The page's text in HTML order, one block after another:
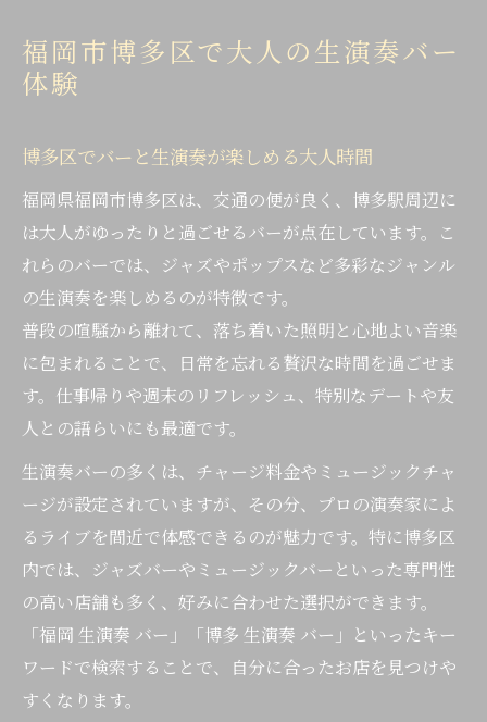
音楽とお酒が織りなす夜のバー選び方
博多区バーで音楽とお酒を楽しむコツ
生演奏バーのチャージ料金と利用シーン
音楽ジャンル別バーの選び方とポイント
デートにも最適な博多区の生演奏バー案内
デートで選ぶべきバーと生演奏の魅力
博多区生演奏バーで特別な夜を演出
大人カップルに人気のバーの選び方
福岡でデートに最適なバーの過ごし方
生演奏のあるバーで叶える非日常体験
静かな空間で音楽を楽しむバーの魅力
静かなバーで堪能する生演奏の贅沢
落ち着いた空間で過ごす音楽とバーの時間
博多区バーで味わう大人の音楽体験
静寂と生演奏が調和するバーの選び方
博多生演奏バーでリラックスする方法
ジャズを堪能できる博多区バーの秘密
福岡市博多区で大人の生演奏バー
体験
博多区でバーと生演奏が楽しめる大人時間
福岡県福岡市博多区は、交通の便が良く、博多駅周辺に
は大人がゆったりと過ごせるバーが点在しています。こ
れらのバーでは、ジャズやポップスなど多彩なジャンル
の生演奏を楽しめるのが特徴です。
普段の喧騒から離れて、落ち着いた照明と心地よい音楽
に包まれることで、日常を忘れる贅沢な時間を過ごせま
す。仕事帰りや週末のリフレッシュ、特別なデートや友
人との語らいにも最適です。
生演奏バーの多くは、チャージ料金やミュージックチャ
ージが設定されていますが、その分、プロの演奏家によ
るライブを間近で体感できるのが魅力です。特に博多区
内では、ジャズバーやミュージックバーといった専門性
の高い店舗も多く、好みに合わせた選択ができます。
「福岡 生演奏 バー」「博多 生演奏 バー」といったキー
ワードで検索することで、自分に合ったお店を見つけや
すくなります。